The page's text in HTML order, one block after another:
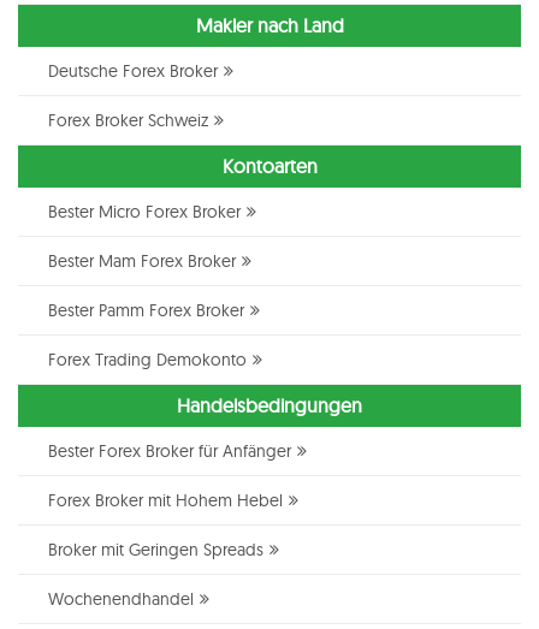
Makler nach Land
Deutsche Forex Broker
Forex Broker Schweiz
Kontoarten
Bester Micro Forex Broker
Bester Mam Forex Broker
Bester Pamm Forex Broker
Forex Trading Demokonto
Handelsbedingungen
Bester Forex Broker für Anfänger
Forex Broker mit Hohem Hebel
Broker mit Geringen Spreads
Wochenendhandel